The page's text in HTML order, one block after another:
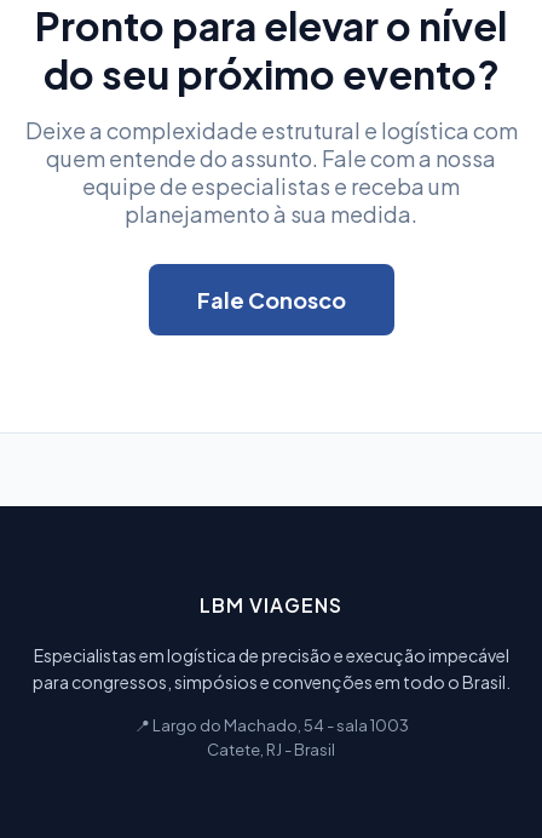
Pronto para elevar o nível
do seu próximo evento?
Deixe a complexidade estrutural e logística com
quem entende do assunto. Fale com a nossa
equipe de especialistas e receba um
planejamento à sua medida.
Fale Conosco
LBM VIAGENS
Especialistas em logística de precisão e execução impecável
para congressos, simpósios e convenções em todo o Brasil.
📍 Largo do Machado, 54 - sala 1003
Catete, RJ - Brasil